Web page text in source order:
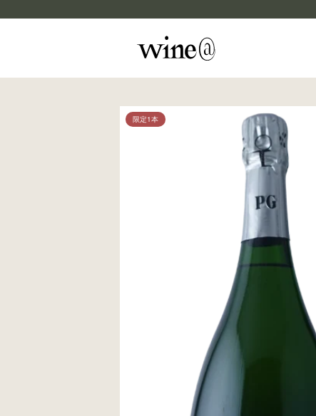
マイカルテ
wine@EBISU
限定1本